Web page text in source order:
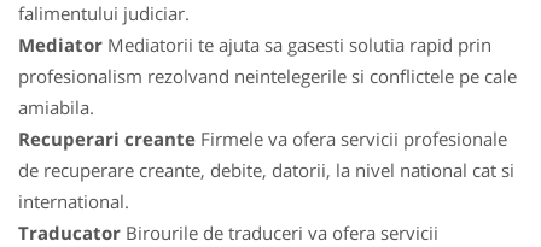
falimentului judiciar.
Mediator Mediatorii te ajuta sa gasesti solutia rapid prin
profesionalism rezolvand neintelegerile si conflictele pe cale
amiabila.
Recuperari creante Firmele va ofera servicii profesionale
de recuperare creante, debite, datorii, la nivel national cat si
international.
Traducator Birourile de traduceri va ofera servicii